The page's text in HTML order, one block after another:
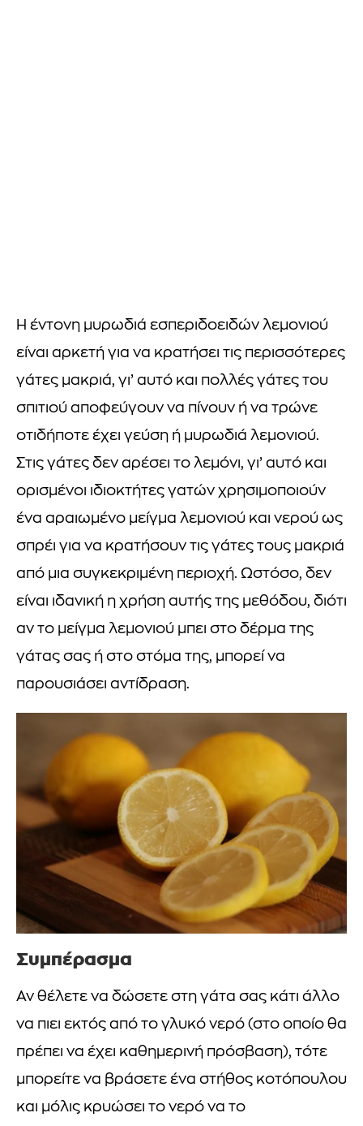
Η έντονη μυρωδιά εσπεριδοειδών λεμονιού
είναι αρκετή για να κρατήσει τις περισσότερες
γάτες μακριά, γι’ αυτό και πολλές γάτες του
σπιτιού αποφεύγουν να πίνουν ή να τρώνε
οτιδήποτε έχει γεύση ή μυρωδιά λεμονιού.
Στις γάτες δεν αρέσει το λεμόνι, γι’ αυτό και
ορισμένοι ιδιοκτήτες γατών χρησιμοποιούν
ένα αραιωμένο μείγμα λεμονιού και νερού ως
σπρέι για να κρατήσουν τις γάτες τους μακριά
από μια συγκεκριμένη περιοχή. Ωστόσο, δεν
είναι ιδανική η χρήση αυτής της μεθόδου, διότι
αν το μείγμα λεμονιού μπει στο δέρμα της
γάτας σας ή στο στόμα της, μπορεί να
παρουσιάσει αντίδραση.
Συμπέρασμα
Αν θέλετε να δώσετε στη γάτα σας κάτι άλλο
να πιει εκτός από το γλυκό νερό (στο οποίο θα
πρέπει να έχει καθημερινή πρόσβαση), τότε
μπορείτε να βράσετε ένα στήθος κοτόπουλου
και μόλις κρυώσει το νερό να το